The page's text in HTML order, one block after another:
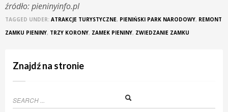
źródło: pieninyinfo.pl
TAGGED UNDER: ATRAKCJE TURYSTYCZNE, PIENIŃSKI PARK NARODOWY, REMONT
ZAMKU PIENINY, TRZY KORONY, ZAMEK PIENINY, ZWIEDZANIE ZAMKU
Znajdź na stronie